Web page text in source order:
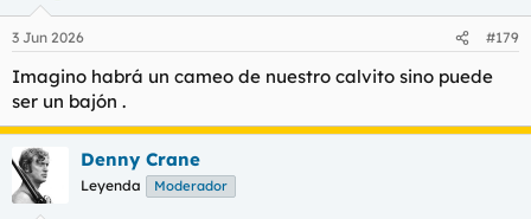
e
:
3 Jun 2026 #179
Imagino habrá un cameo de nuestro calvito sino puede
ser un bajón .
Denny Crane
Leyenda Moderador